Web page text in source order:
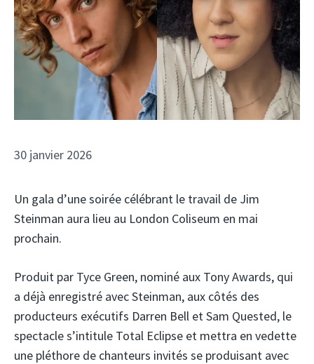
30 janvier 2026
Un gala d’une soirée célébrant le travail de Jim
Steinman aura lieu au London Coliseum en mai
prochain.
Produit par Tyce Green, nominé aux Tony Awards, qui
a déjà enregistré avec Steinman, aux côtés des
producteurs exécutifs Darren Bell et Sam Quested, le
spectacle s’intitule Total Eclipse et mettra en vedette
une pléthore de chanteurs invités se produisant avec